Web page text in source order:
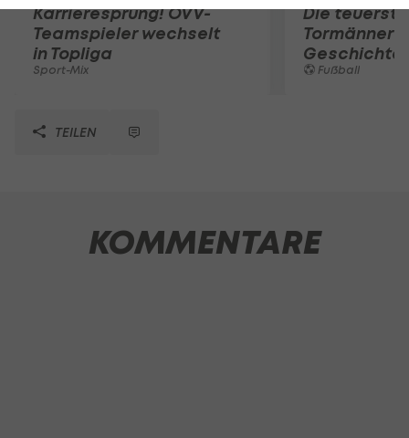
Karrieresprung! ÖVV-
Teamspieler wechselt
in Topliga
Sport-Mix
Die
Tormänner
Geschichte
Fußball
TEILEN
KOMMENTARE